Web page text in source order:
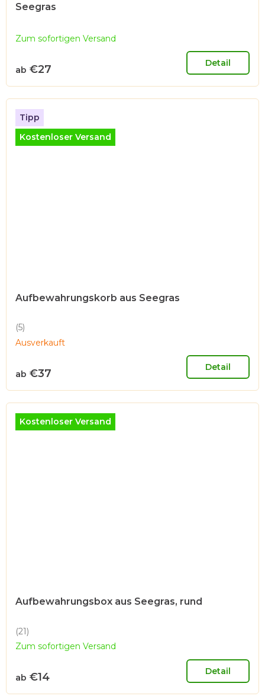
Seegras
Zum sofortigen Versand
ab €27 Detail
Tipp
Kostenloser Versand
Aufbewahrungskorb aus Seegras
Die
durchschnittliche
5,0
von
Sternen.
(5)
Ausverkauft
ab €37 Detail
Kostenloser Versand
Aufbewahrungsbox aus Seegras, rund
Die
durchschnittliche
5,0
von
(21)
Zum sofortigen Versand
ab €14 Detail